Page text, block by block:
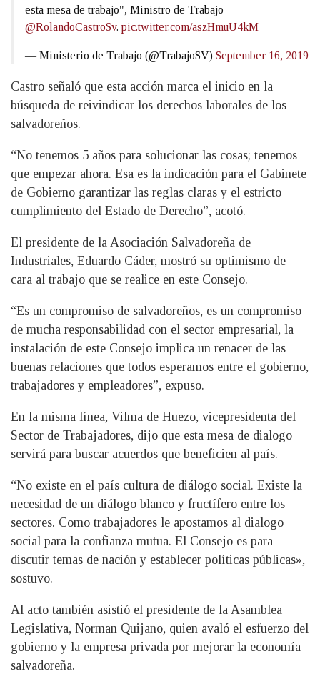
esta mesa de trabajo", Ministro de Trabajo
@RolandoCastroSv. pic.twitter.com/aszHmuU4kM
— Ministerio de Trabajo (@TrabajoSV) September 16, 2019
Castro señaló que esta acción marca el inicio en la
búsqueda de reivindicar los derechos laborales de los
salvadoreños.
“No tenemos 5 años para solucionar las cosas; tenemos
que empezar ahora. Esa es la indicación para el Gabinete
de Gobierno garantizar las reglas claras y el estricto
cumplimiento del Estado de Derecho”, acotó.
El presidente de la Asociación Salvadoreña de
Industriales, Eduardo Cáder, mostró su optimismo de
cara al trabajo que se realice en este Consejo.
“Es un compromiso de salvadoreños, es un compromiso
de mucha responsabilidad con el sector empresarial, la
instalación de este Consejo implica un renacer de las
buenas relaciones que todos esperamos entre el gobierno,
trabajadores y empleadores”, expuso.
En la misma línea, Vilma de Huezo, vicepresidenta del
Sector de Trabajadores, dijo que esta mesa de dialogo
servirá para buscar acuerdos que beneficien al país.
“No existe en el país cultura de diálogo social. Existe la
necesidad de un diálogo blanco y fructífero entre los
sectores. Como trabajadores le apostamos al dialogo
social para la confianza mutua. El Consejo es para
discutir temas de nación y establecer políticas públicas»,
sostuvo.
Al acto también asistió el presidente de la Asamblea
Legislativa, Norman Quijano, quien avaló el esfuerzo del
gobierno y la empresa privada por mejorar la economía
salvadoreña.